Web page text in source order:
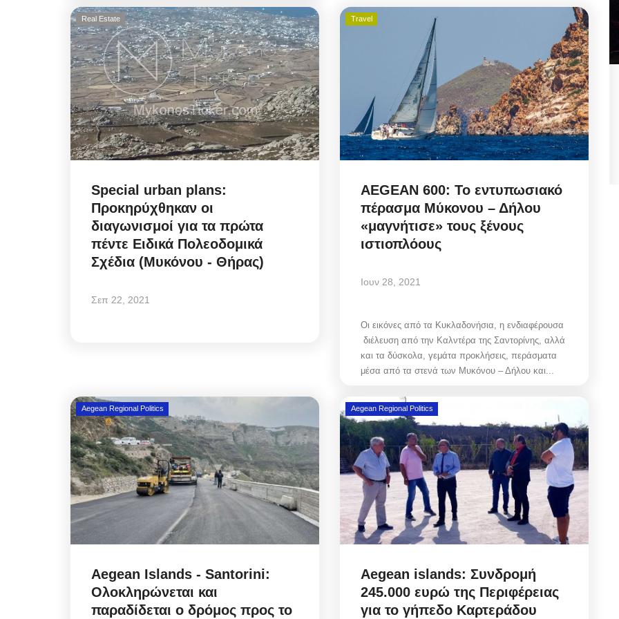
Real Estate
Special urban plans:
Προκηρύχθηκαν οι
διαγωνισμοί για τα πρώτα
πέντε Ειδικά Πολεοδομικά
Σχέδια (Μυκόνου - Θήρας)
Σεπ 22, 2021
Travel
AEGEAN 600: Το εντυπωσιακό
πέρασμα Μύκονου – Δήλου
«μαγνήτισε» τους ξένους
ιστιοπλόους
Ιουν 28, 2021
Οι εικόνες από τα Κυκλαδονήσια, η ενδιαφέρουσα
διέλευση από την Καλντέρα της Σαντορίνης, αλλά
και τα δύσκολα, γεμάτα προκλήσεις, περάσματα
μέσα από τα στενά των Μυκόνου – Δήλου και...
Aegean Regional Politics
Aegean Islands - Santorini:
Ολοκληρώνεται και
παραδίδεται ο δρόμος προς το
Aegean Regional Politics
Aegean islands: Συνδρομή
245.000 ευρώ της Περιφέρειας
για το γήπεδο Καρτεράδου
Infrastructure Resilience: Πώς
η στρατηγική της ΔΕΥΑΜ
μετατρέπει...
Η πολιτική στρατηγική της ΔΕΥΑΜ μετατρέπει το
αντλιοστάσιο Αλευκάνδρας σε υπόδειγμα...
Municipal Council Mykonos: Η
κομβική ανασυγκρότηση
Διοικήσεων...
Mykonos Ticker | Δημοτικό Συμβούλιο Μυκόνου
07/08/2026: Ψηφοφορία για αναμόρφωση...